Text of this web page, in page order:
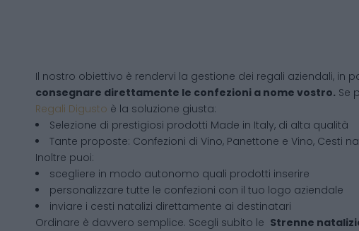
Il nostro obiettivo è rendervi la gestione dei regali aziendali, in
consegnare direttamente le confezioni a nome vostro. Se
Regali Digusto è la soluzione giusta:
Selezione di prestigiosi prodotti Made in Italy, di alta qualità
Tante proposte: Confezioni di Vino, Panettone e Vino, Cesti
Inoltre puoi:
scegliere in modo autonomo quali prodotti inserire
personalizzare tutte le confezioni con il tuo logo aziendale
inviare i cesti natalizi direttamente ai destinatari
Ordinare è davvero semplice. Scegli subito le Strenne